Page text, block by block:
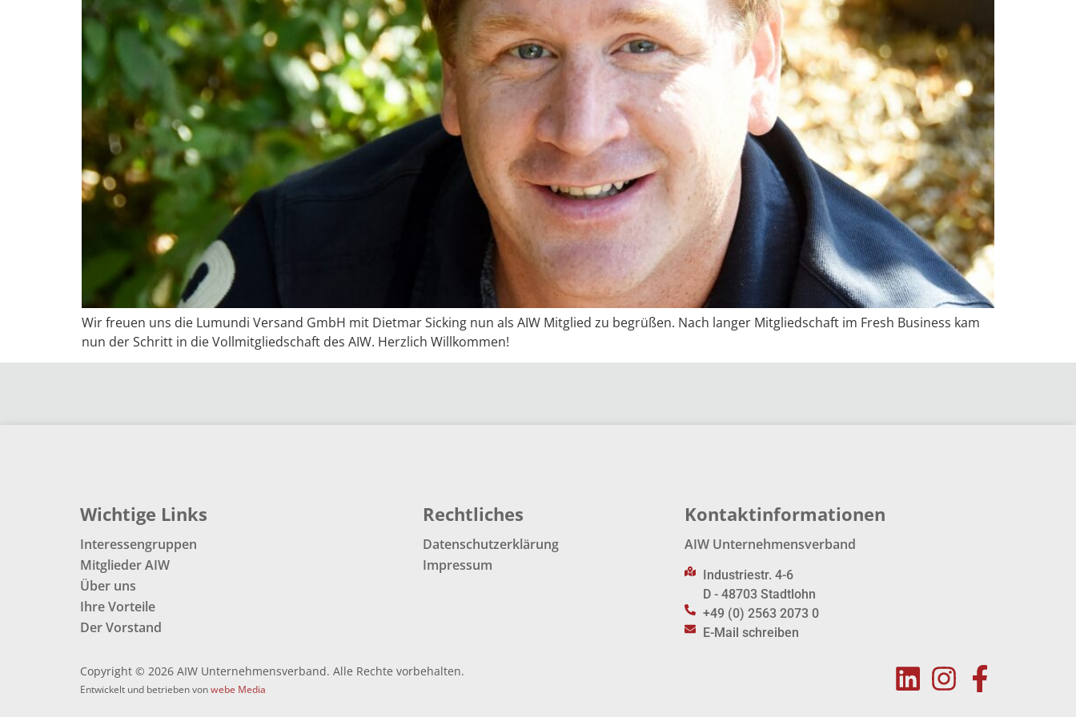
Wir freuen uns die Lumundi Versand GmbH mit Dietmar Sicking nun als AIW Mitglied zu begrüßen. Nach langer Mitgliedschaft im Fresh Business kam
nun der Schritt in die Vollmitgliedschaft des AIW. Herzlich Willkommen!
Wichtige Links
Interessengruppen
Mitglieder AIW
Über uns
Ihre Vorteile
Der Vorstand
Rechtliches
Datenschutzerklärung
Impressum
Kontaktinformationen
AIW Unternehmensverband
Industriestr. 4-6
D - 48703 Stadtlohn
+49 (0) 2563 2073 0
E-Mail schreiben
Copyright © 2026 AIW Unternehmensverband. Alle Rechte vorbehalten.
Entwickelt und betrieben vonwebe Media